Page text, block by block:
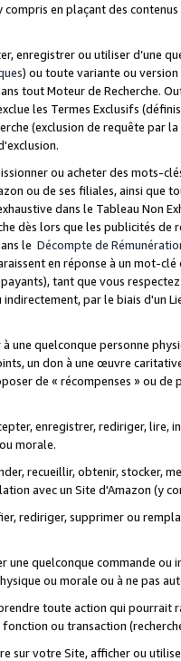
en plaçant des
enregistrer ou utiliser d’une
) ou toute variante ou
tout Moteur de Recherche.
les Termes Exclusifs
(exclusion de requête
ou acheter des mots-
ou de ses filiales, ainsi que
dans le Tableau Non
dès lors que les publicités de
le Décompte de
en réponse à un mot-
tant que vous
par le biais d'un
une quelconque personne
un don à une œuvre
de « récompenses » ou
enregistrer, rediriger,
morale.
recueillir, obtenir, stocker,
avec un Site d'Amazon (y
rediriger, supprimer ou
une quelconque commande
ou morale ou à ne pas
toute action qui
ou transaction
sur votre Site, afficher ou